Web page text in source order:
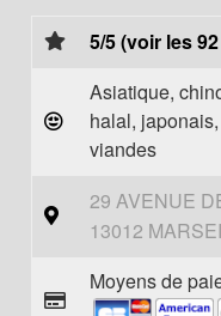
5/5 (voir les
Asiatique,
halal,
viandes
29 AVENUE
13012
Moyens de